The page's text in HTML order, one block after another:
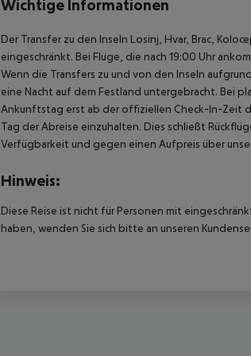
Wichtige Informationen
Der Transfer zu den Inseln Losinj, Hvar, Brac,
eingeschränkt. Bei Flüge, die nach 19:00 Uhr
Wenn die Transfers zu und von den Inseln
eine Nacht auf dem Festland untergebracht. Bei
Ankunftstag erst ab der offiziellen Check-In-Zeit
Tag der Abreise einzuhalten. Dies schließt
Verfügbarkeit und gegen einen Aufpreis über
Hinweis:
Diese Reise ist nicht für Personen mit
haben, wenden Sie sich bitte an unseren